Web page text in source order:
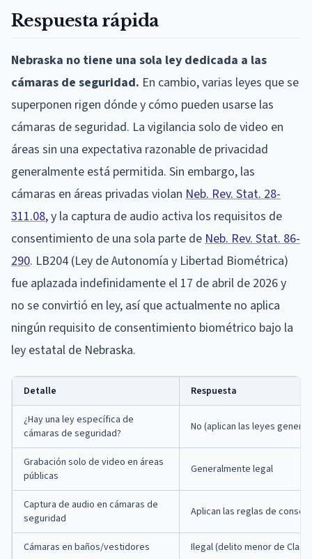
Respuesta rápida
Nebraska no tiene una sola ley dedicada a las
cámaras de seguridad. En cambio, varias leyes que se
superponen rigen dónde y cómo pueden usarse las
cámaras de seguridad. La vigilancia solo de video en
áreas sin una expectativa razonable de privacidad
generalmente está permitida. Sin embargo, las
cámaras en áreas privadas violan Neb. Rev. Stat. 28-
311.08, y la captura de audio activa los requisitos de
consentimiento de una sola parte de Neb. Rev. Stat. 86-
290. LB204 (Ley de Autonomía y Libertad Biométrica)
fue aplazada indefinidamente el 17 de abril de 2026 y
no se convirtió en ley, así que actualmente no aplica
ningún requisito de consentimiento biométrico bajo la
ley estatal de Nebraska.
Detalle Respuesta
¿Hay una ley específica de
cámaras de seguridad?
No (aplican las leyes
Grabación solo de video en áreas
públicas
Generalmente legal
Captura de audio en cámaras de
seguridad
Aplican las reglas de
Cámaras en baños/vestidores Ilegal (delito menor de